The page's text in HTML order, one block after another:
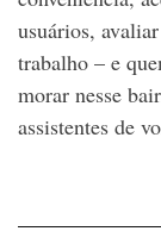
usuários,
trabalho – e
morar nesse
assistentes de